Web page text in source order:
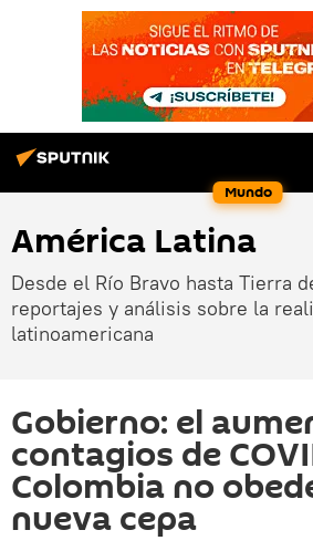
Mundo
América Latina
Desde el Río Bravo hasta Tierra
reportajes y análisis sobre la
latinoamericana
Gobierno: el
contagios de
Colombia no
nueva cepa